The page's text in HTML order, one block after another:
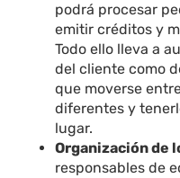
podrá procesar
emitir créditos y
Todo ello lleva a
del cliente como
que moverse
diferentes y
lugar.
Organización de
responsables de